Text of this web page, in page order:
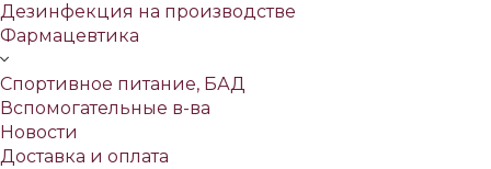
Дезинфекция на производстве
Фармацевтика
Спортивное питание, БАД
Вспомогательные в-ва
Новости
Доставка и оплата